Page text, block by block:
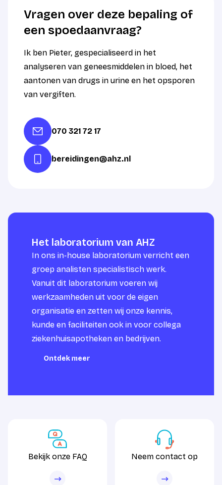
Vragen over deze bepaling of
een spoedaanvraag?
Ik ben Pieter, gespecialiseerd in het
analyseren van geneesmiddelen in bloed, het
aantonen van drugs in urine en het opsporen
van vergiften.
070 321 72 17
bereidingen@ahz.nl
Het laboratorium van AHZ
In ons in-house laboratorium verricht een
groep analisten specialistisch werk.
Vanuit dit laboratorium voeren wij
werkzaamheden uit voor de eigen
organisatie en zetten wij onze kennis,
kunde en faciliteiten ook in voor collega
ziekenhuisapotheken en bedrijven.
Ontdek meer
Bekijk onze FAQ Neem contact op